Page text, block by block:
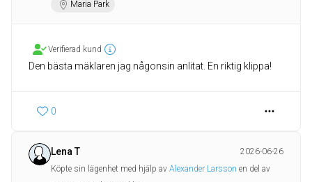
Maria Park
Verifierad kund
Den bästa mäklaren jag någonsin anlitat. En riktig klippa!
0
Lena T
2026-06-26
Köpte sin lägenhet med hjälp av Alexander Larsson en del av